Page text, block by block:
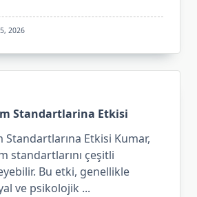
2026
Standartlarina Etkisi
Standartlarına Etkisi Kumar,
standartlarını çeşitli
Bu etki, genellikle
ve psikolojik ...